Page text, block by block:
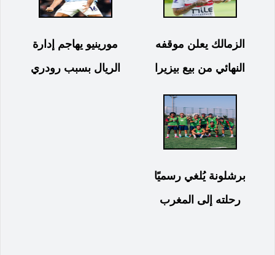
الزمالك يعلن موقفه
النهائي من بيع بيزيرا
مورينيو يهاجم إدارة
الريال بسبب رودري
برشلونة يُلغي رسميًا
رحلته إلى المغرب